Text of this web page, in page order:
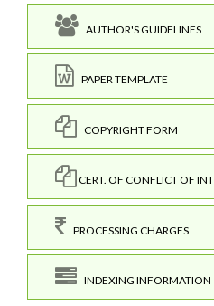
AUTHOR'S GUIDELINES
PAPER TEMPLATE
COPYRIGHT FORM
CERT. OF CONFLICT OF
PROCESSING CHARGES
INDEXING INFORMATION